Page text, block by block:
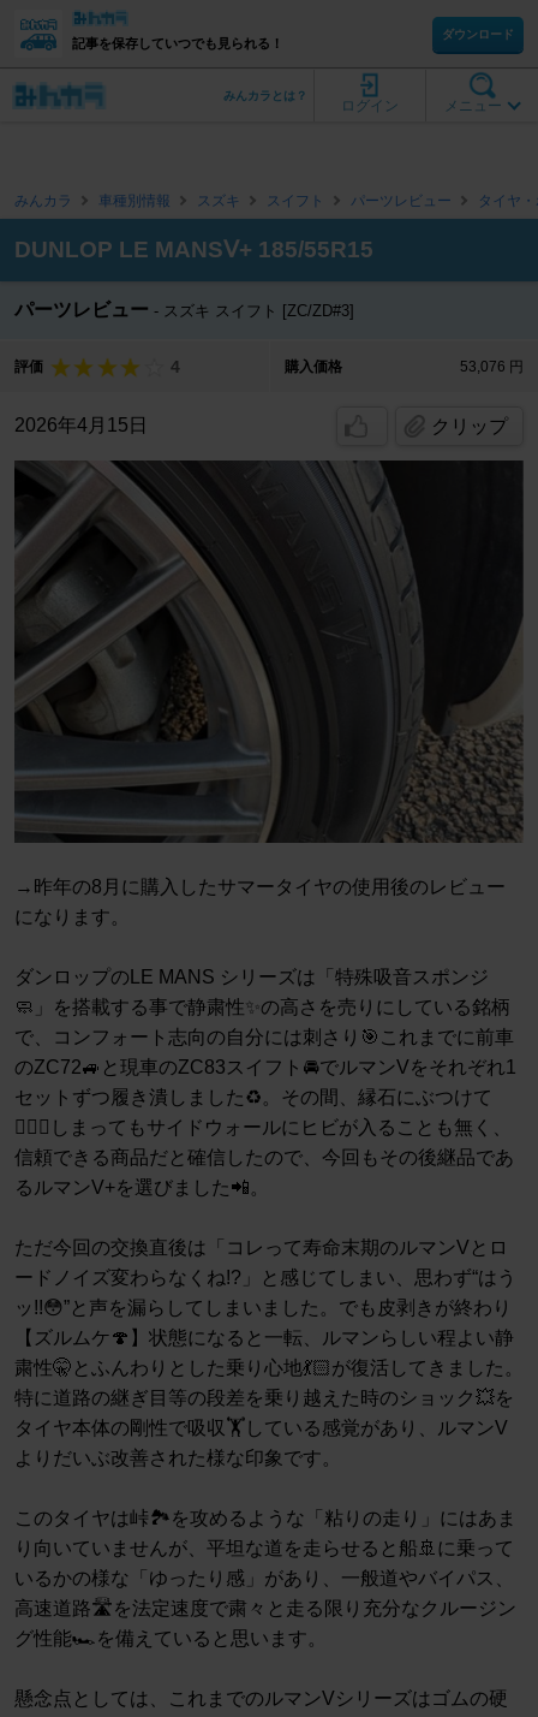
記事を保存していつでも見られる！
ダウンロード
メニュー
ログイン
みんカラとは？
みんカラ 車種別情報 スズキ スイフト パーツレビュー タイヤ
DUNLOP LE MANSⅤ+ 185/55R15
パーツレビュー スズキ スイフト [ZC/ZD#3]
評価 4 購入価格 53,076 円
2026年4月15日 クリップ
→昨年の8月に購入したサマータイヤの使用後のレビュー
になります。
ダンロップのLE MANS シリーズは「特殊吸音スポンジ
🧼」を搭載する事で静粛性✨の高さを売りにしている銘柄
で、コンフォート志向の自分には刺さり🎯これまでに前車
のZC72🚙と現車のZC83スイフト🚘でルマンVをそれぞれ1
セットずつ履き潰しました♻️。その間、縁石にぶつけて
🤦🏻‍♂️しまってもサイドウォールにヒビが入ることも無く、
信頼できる商品だと確信したので、今回もその後継品であ
るルマンV+を選びました📲。
ただ今回の交換直後は「コレって寿命末期のルマンVとロ
ードノイズ変わらなくね!?」と感じてしまい、思わず“はう
ッ!!😳”と声を漏らしてしまいました。でも皮剥きが終わり
【ズルムケ🍄】状態になると一転、ルマンらしい程よい静
粛性🤫とふんわりとした乗り心地💃🏻が復活してきました。
特に道路の継ぎ目等の段差を乗り越えた時のショック💥を
タイヤ本体の剛性で吸収🏋️している感覚があり、ルマンV
よりだいぶ改善された様な印象です。
このタイヤは峠🏞️を攻めるような「粘りの走り」にはあま
り向いていませんが、平坦な道を走らせると船🚢に乗って
いるかの様な「ゆったり感」があり、一般道やバイパス、
高速道路🛣️を法定速度で粛々と走る限り充分なクルージン
グ性能🏎️を備えていると思います。
懸念点としては、これまでのルマンVシリーズはゴムの硬